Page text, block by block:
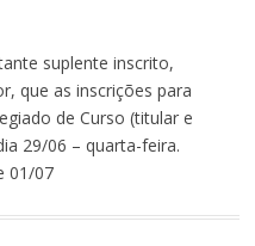
suplente inscrito,
que as inscrições para
de Curso (titular e
29/06 – quarta-feira.
01/07